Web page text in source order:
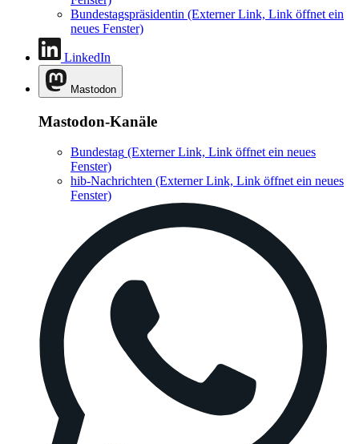
Bundestagspräsidentin (Externer Link, Link öffnet ein
neues Fenster)
LinkedIn
Mastodon
Mastodon-Kanäle
Bundestag (Externer Link, Link öffnet ein neues
Fenster)
hib-Nachrichten (Externer Link, Link öffnet ein neues
Fenster)